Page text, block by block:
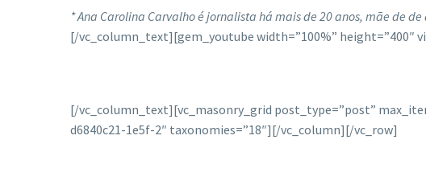
* Ana Carolina Carvalho é jornalista há mais de 20 anos, mãe de
[/vc_column_text][gem_youtube width=”100%” height=”400″
[/vc_column_text][vc_masonry_grid post_type=”post”
d6840c21-1e5f-2″ taxonomies=”18″][/vc_column][/vc_row]